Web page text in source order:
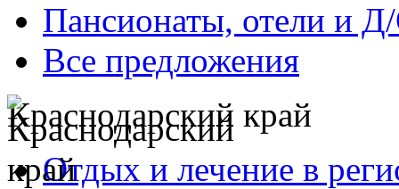
Пансионаты, отели и
Все предложения
Краснодарский край
Отдых и лечение в